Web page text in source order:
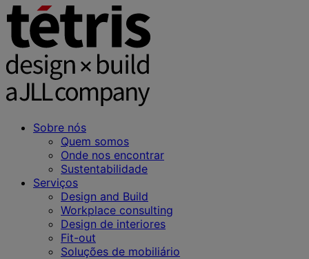
Sobre nós
Quem somos
Onde nos encontrar
Sustentabilidade
Serviços
Design and Build
Workplace consulting
Design de interiores
Fit-out
Soluções de mobiliário